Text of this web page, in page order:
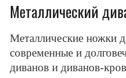
Металлический
Металлические ножки
современные и
диванов и диванов-